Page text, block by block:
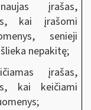
įrašas,
kai įrašomi
senieji
nepakitę;
įrašas,
kai keičiami